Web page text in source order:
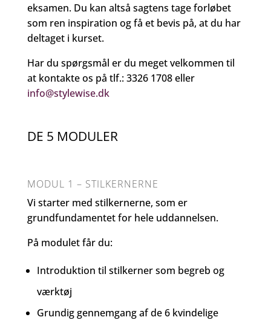
eksamen. Du kan altså sagtens tage forløbet
som ren inspiration og få et bevis på, at du har
deltaget i kurset.
Har du spørgsmål er du meget velkommen til
at kontakte os på tlf.: 3326 1708 eller
info@stylewise.dk
DE 5 MODULER
MODUL 1 – STILKERNERNE
Vi starter med stilkernerne, som er
grundfundamentet for hele uddannelsen.
På modulet får du:
Introduktion til stilkerner som begreb og
værktøj
Grundig gennemgang af de 6 kvindelige